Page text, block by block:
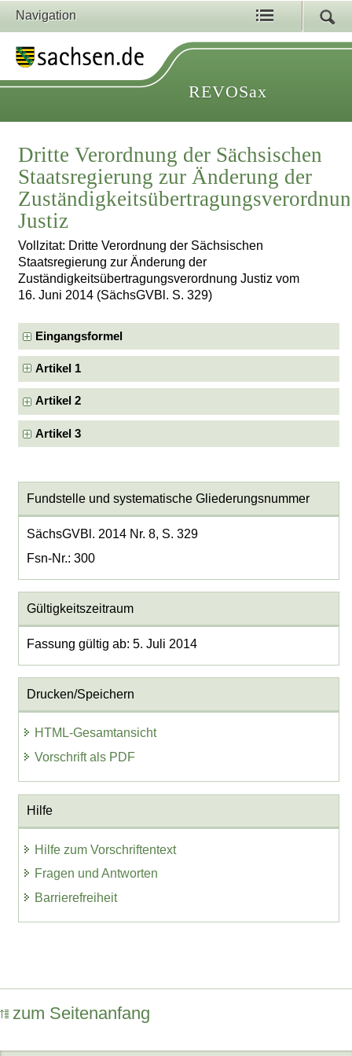
Navigation
REVOSax
Dritte Verordnung der Sächsischen
Staatsregierung zur Änderung der
Justiz
Vollzitat: Dritte Verordnung der Sächsischen
Staatsregierung zur Änderung der
Zuständigkeitsübertragungsverordnung Justiz vom
16. Juni 2014 (SächsGVBl. S. 329)
Eingangsformel
Artikel 1
Artikel 2
Artikel 3
Fundstelle und systematische Gliederungsnummer
SächsGVBl. 2014 Nr. 8, S. 329
Fsn-Nr.: 300
Gültigkeitszeitraum
Fassung gültig ab: 5. Juli 2014
Drucken/Speichern
HTML-Gesamtansicht
Vorschrift als PDF
Hilfe
Hilfe zum Vorschriftentext
Fragen und Antworten
Barrierefreiheit
zum Seitenanfang